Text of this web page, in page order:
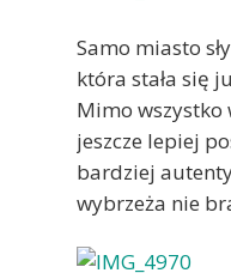
Samo miasto
która stała się
Mimo wszystko
jeszcze lepiej
bardziej
wybrzeża nie